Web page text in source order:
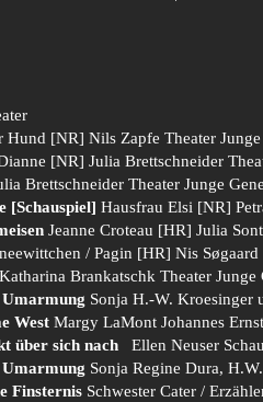
Hund [NR] Nils Zapfe Theater
[NR] Julia Brettschneider
Brettschneider Theater Junge
[Schauspiel] Hausfrau Elsi [NR]
Jeanne Croteau [HR] Julia
/ Pagin [HR] Nis Søgaard
Katharina Brankatschk Theater Junge
Sonja H.-W. Kroesinger
West Margy LaMont Johannes
über sich nach Ellen Neuser
Sonja Regine Dura,
Finsternis Schwester Cater /